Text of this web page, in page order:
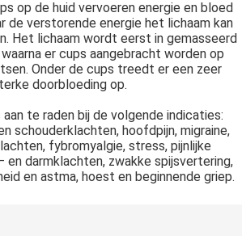
op de huid vervoeren energie en bloed
de verstorende energie het lichaam kan
Het lichaam wordt eerst in gemasseerd
er cups aangebracht worden op
Onder de cups treedt er een zeer
doorbloeding op.
aan te raden bij de volgende indicaties:
schouderklachten, hoofdpijn, migraine,
fybromyalgie, stress, pijnlijke
en darmklachten, zwakke spijsvertering,
en astma, hoest en beginnende griep.